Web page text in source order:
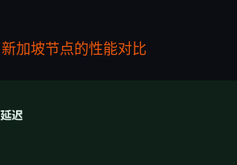
加坡节点的性能对比